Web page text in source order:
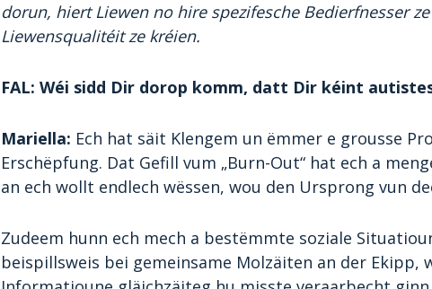
dorun, hiert Liewen no hire spezifesche Bedierfnesser
Liewensqualitéit ze kréien.
FAL: Wéi sidd Dir dorop komm, datt Dir kéint
Mariella: Ech hat säit Klengem un ëmmer e grousse
Erschëpfung. Dat Gefill vum „Burn-Out“ hat ech a
an ech wollt endlech wëssen, wou den Ursprong vun
Zudeem hunn ech mech a bestëmmte soziale
beispillsweis bei gemeinsame Molzäiten an der Ekipp,